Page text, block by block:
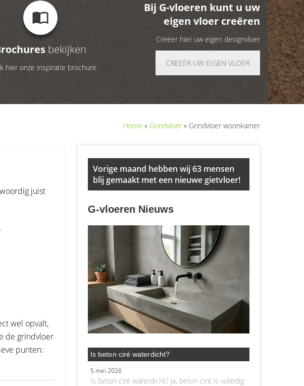
bekijken
hier onze inspiratie brochure
Bij G-vloeren kunt u uw
eigen vloer creëren
Creëer hier uw eigen designvloer
CREEËR UW EIGEN VLOER
Home » Grindvloer » Grindvloer woonkamer
juist
wel opvalt,
de grindvloer
punten:
Primary
Sidebar
Vorige maand hebben wij 63 mensen
blij gemaakt met een nieuwe gietvloer!
G-vloeren Nieuws
Is beton ciré waterdicht?
5 mei 2026
Is beton ciré waterdicht? Ja, beton ciré is volledig